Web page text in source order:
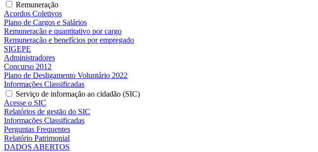
Remuneração
Acordos Coletivos
Plano de Cargos e Salários
Remuneração e quantitativo por cargo
Remuneração e benefícios por empregado
SIGEPE
Administradores
Concurso 2012
Plano de Desligamento Voluntário 2022
Informações Classificadas
Serviço de informação ao cidadão (SIC)
Acesse o SIC
Relatórios de gestão do SIC
Informações Classificadas
Perguntas Frequentes
Relatório Patrimonial
DADOS ABERTOS